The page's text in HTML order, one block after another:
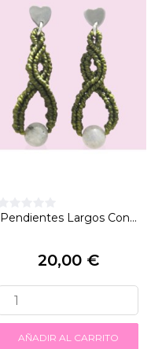
Pendientes Largos Con...
20,00 €
AÑADIR AL CARRITO